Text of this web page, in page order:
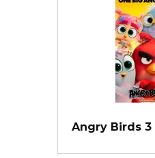
Angry Birds 3